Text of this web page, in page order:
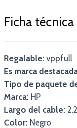
Ficha técnica
Regalable: vppfull
Es marca
Tipo de paquete
Marca: HP
Largo del cable:
Color: Negro